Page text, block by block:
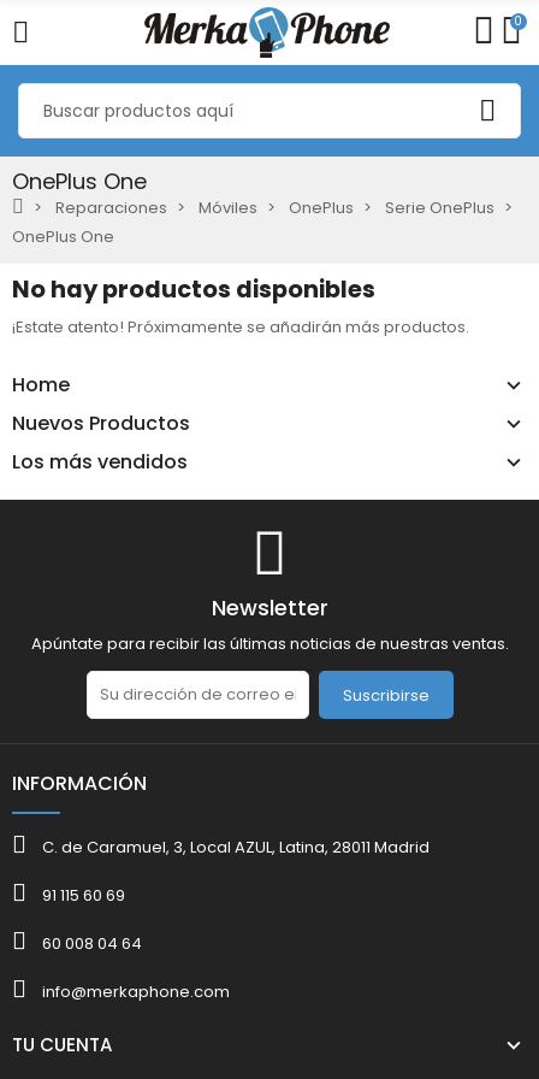
0
OnePlus One
Reparaciones Móviles OnePlus
Serie OnePlus
OnePlus One
Home
Nuevos Productos
Los más vendidos
No hay productos disponibles
¡Estate atento! Próximamente se añadirán más productos.
Newsletter
Apúntate para recibir las últimas noticias de nuestras ventas.
Suscribirse
INFORMACIÓN
C. de Caramuel, 3, Local AZUL, Latina, 28011 Madrid
91 115 60 69
60 008 04 64
info@merkaphone.com
TU CUENTA